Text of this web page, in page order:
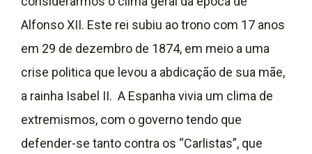
Alfonso XII. Este rei subiu ao trono com 17 anos
em 29 de dezembro de 1874, em meio a uma
crise politica que levou a abdicação de sua mãe,
a rainha Isabel II. A Espanha vivia um clima de
extremismos, com o governo tendo que
defender-se tanto contra os “Carlistas”, que